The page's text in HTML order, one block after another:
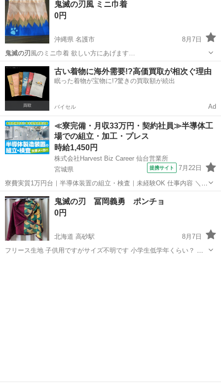
鬼滅の刃風 ミニ巾着
0円
沖縄県 名護市
8月7日
鬼滅の刃
風のミニ巾着 欲しい方にあげます…
沖縄 名護市 バッグ 鬼滅の刃
古い着物に海外需要!?高価買取が相次ぐ理由
眠った着物が宝物に!?驚きの買取額が続出
バイセル Ad
≪寮完備・月収33万円・契約社員≫半導体工
場での組立・加工・プレス
時給1,450円
株式会社Harvest Biz Career 仙台営業所
宮城県
提携サイト 7月22日
寮費実質1万円台｜半導体装置の組立・検査｜未経験OK 仕事内容 ＼半
導体製造装置の組立・検査スタッフ／ 大手メーカー工場内で、半導体
をつくるための装置を組み立てる仕事です。 タブレットや図面を確認
しながら、ドライバ...
宮城 その他
鬼滅の刃 冨岡義勇 ポンチョ
0円
北海道 高砂駅
8月7日
フリース生地 子供用ですがサイズ不明です 小学生低学年くらい？ タ